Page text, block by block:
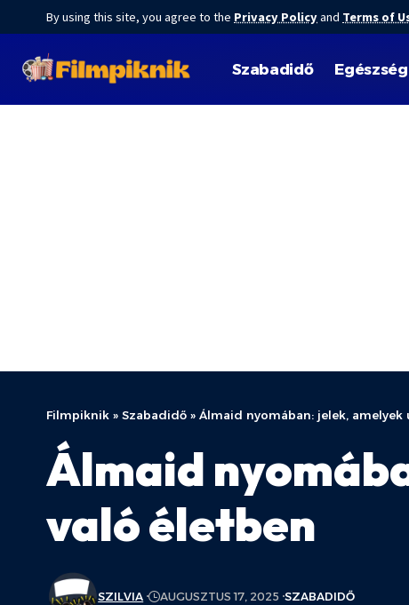
By using this site, you agree to the Privacy Policyand Terms of
Szabadidő Egészség
Filmpiknik » Szabadidő » Álmaid nyomában: jelek,
Álmaid
való életben
SZILVIA AUGUSZTUS 17, 2025 SZABADIDŐ